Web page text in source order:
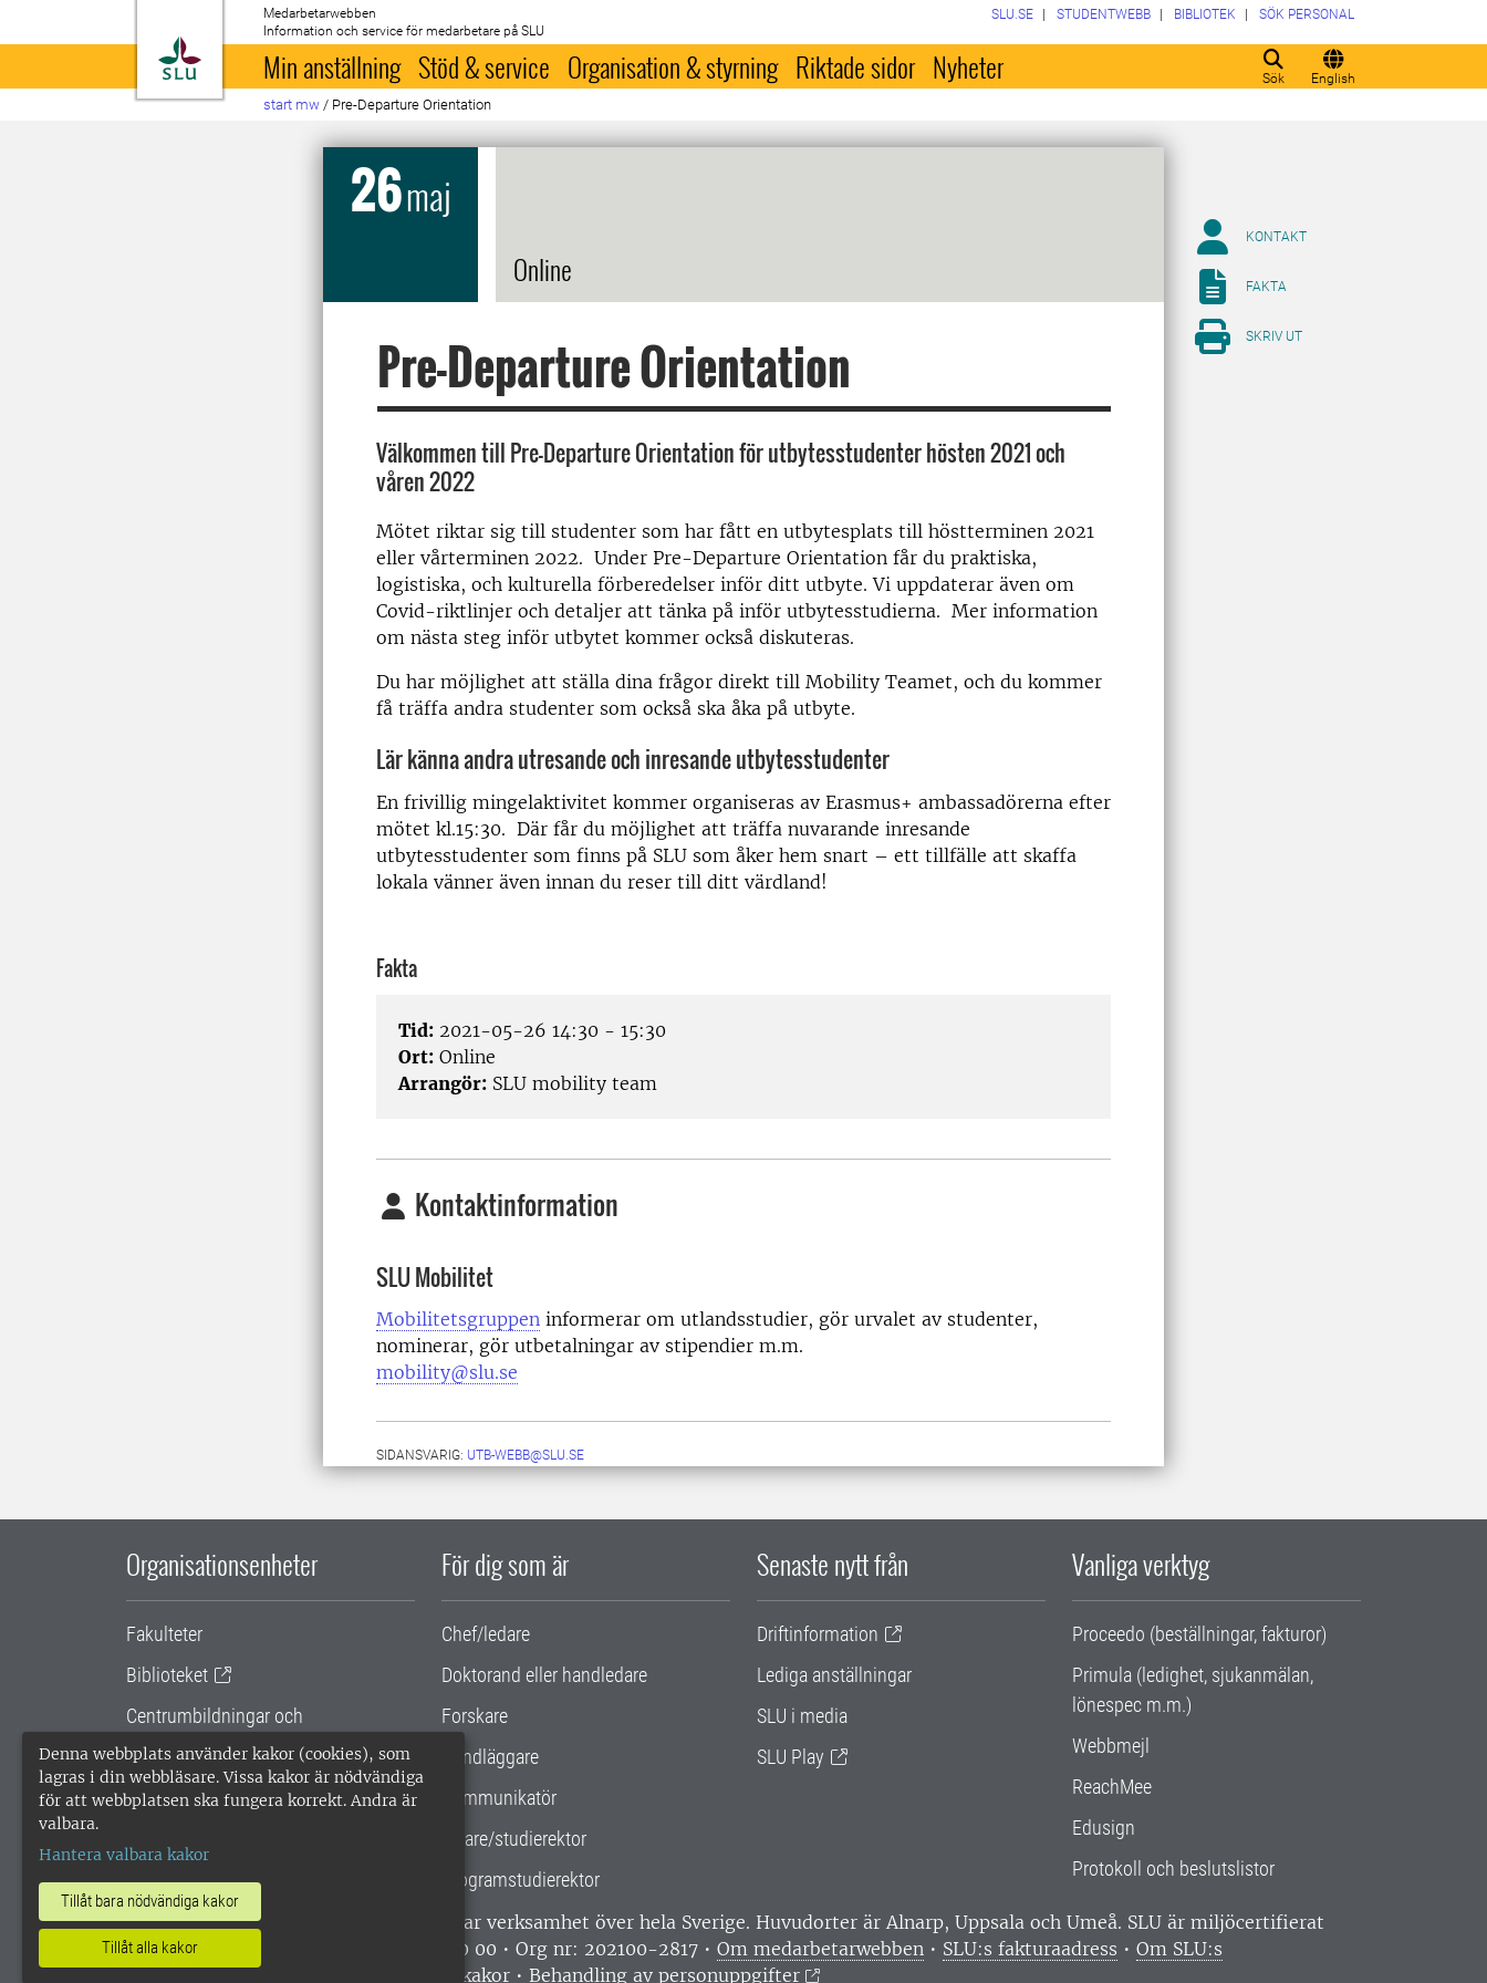
Denna webbplats använder kakor (cookies), som
lagras i din webbläsare. Vissa kakor är nödvändiga
för att webbplatsen ska fungera korrekt. Andra är
valbara.
Hantera valbara kakor
Tillåt bara nödvändiga kakor
Tillåt alla kakor
Till startsida
Medarbetarwebben
Information och service för medarbetare på SLU
Sök English
SLU.SE STUDENTWEBB BIBLIOTEK SÖK PERSONAL
Min anställning Stöd & service Organisation & styrning Riktade sidor Nyheter
start mw / Pre-Departure Orientation
26maj
Online
Pre-Departure Orientation
Välkommen till Pre-Departure Orientation för utbytesstudenter hösten 2021 och
våren 2022
Mötet riktar sig till studenter som har fått en utbytesplats till höstterminen 2021
eller vårterminen 2022. Under Pre-Departure Orientation får du praktiska,
logistiska, och kulturella förberedelser inför ditt utbyte. Vi uppdaterar även om
Covid-riktlinjer och detaljer att tänka på inför utbytesstudierna. Mer information
om nästa steg inför utbytet kommer också diskuteras.
Du har möjlighet att ställa dina frågor direkt till Mobility Teamet, och du kommer
få träffa andra studenter som också ska åka på utbyte.
Lär känna andra utresande och inresande utbytesstudenter
En frivillig mingelaktivitet kommer organiseras av Erasmus+ ambassadörerna efter
mötet kl.15:30. Där får du möjlighet att träffa nuvarande inresande
utbytesstudenter som finns på SLU som åker hem snart – ett tillfälle att skaffa
lokala vänner även innan du reser till ditt värdland!
Fakta
Tid: 2021-05-26 14:30 - 15:30
Ort: Online
Arrangör: SLU mobility team
Kontaktinformation
SLU Mobilitet
Mobilitetsgruppen informerar om utlandsstudier, gör urvalet av studenter,
nominerar, gör utbetalningar av stipendier m.m.
mobility@slu.se
SIDANSVARIG: UTB-WEBB@SLU.SE
KONTAKT
FAKTA
SKRIV UT
Organisationsenheter
Fakulteter
Biblioteket
Centrumbildningar och
samarbetsprojekt
Gemensamma verksamhetsstödet
För dig som är
Chef/ledare
Doktorand eller handledare
Forskare
Handläggare
Kommunikatör
Lärare/studierektor
Programstudierektor
Senaste nytt från
Driftinformation
Lediga anställningar
SLU i media
SLU Play
Vanliga verktyg
Proceedo (beställningar, fakturor)
Primula (ledighet, sjukanmälan,
lönespec m.m.)
Webbmejl
ReachMee
Edusign
Protokoll och beslutslistor
SLU, Sveriges lantbruksuniversitet, har verksamhet över hela Sverige. Huvudorter är Alnarp, Uppsala och Umeå. SLU är miljöcertifierat
enligt ISO 14001. •
Telefon: 018-67 10 00 • Org nr: 202100-2817 • Om medarbetarwebben • SLU:s fakturaadress • Om SLU:s
webbplatser
Hantera kakor •Behandling av personuppgifter